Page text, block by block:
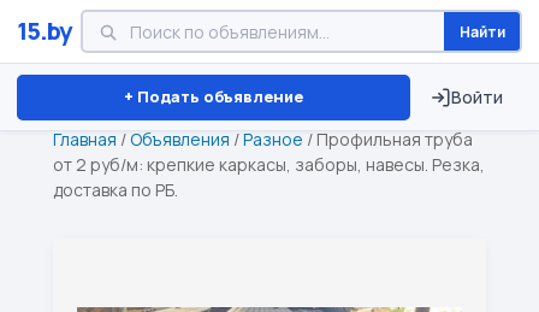
15.by Найти
+ Подать объявление Войти
Минск Витебск Брест ⏱ ТОЛЬКО 15 ДНЕЙ
Главная /Объявления /Разное / Профильная труба
от 2 руб/м: крепкие каркасы, заборы, навесы. Резка,
доставка по РБ.